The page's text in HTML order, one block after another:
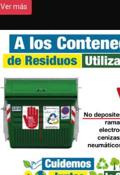
Ver más